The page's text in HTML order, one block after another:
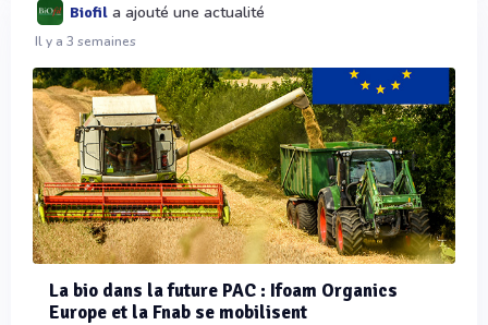
Biofil a ajouté une actualité
Il y a 3 semaines
La bio dans la future PAC : Ifoam Organics
Europe et la Fnab se mobilisent